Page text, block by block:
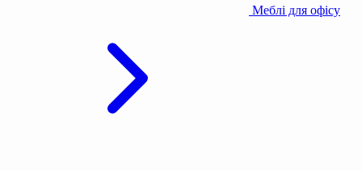
Меблі для офісу